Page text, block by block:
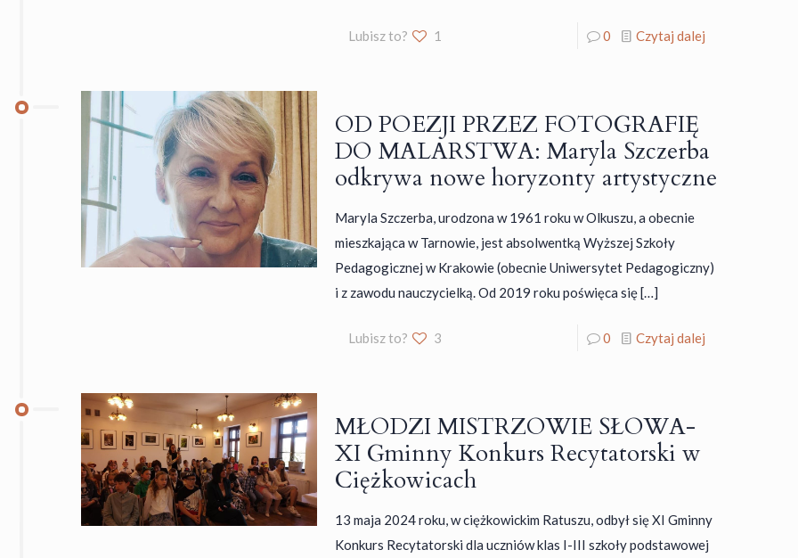
Lubisz to? 1 0 Czytaj dalej
OD POEZJI PRZEZ FOTOGRAFIĘ
DO MALARSTWA: Maryla Szczerba
odkrywa nowe horyzonty artystyczne
Maryla Szczerba, urodzona w 1961 roku w Olkuszu, a obecnie
mieszkająca w Tarnowie, jest absolwentką Wyższej Szkoły
Pedagogicznej w Krakowie (obecnie Uniwersytet Pedagogiczny)
i z zawodu nauczycielką. Od 2019 roku poświęca się[…]
Lubisz to? 3 0 Czytaj dalej
MŁODZI MISTRZOWIE SŁOWA-
XI Gminny Konkurs Recytatorski w
Ciężkowicach
13 maja 2024 roku, w ciężkowickim Ratuszu, odbył się XI Gminny
Konkurs Recytatorski dla uczniów klas I-III szkoły podstawowej